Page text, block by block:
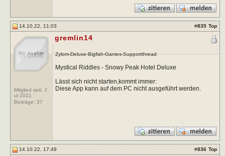
14.10.22, 11:03 #835 Top
Mitglied seit: J
ul 2021
Beiträge: 37
gremlin14
Zylom-Deluxe-Bigfish-Games-Supportthread
Mystical Riddles - Snowy Peak Hotel Deluxe
Lässt sich nicht starten,kommt immer:
Diese App kann auf dem PC nicht ausgeführt werden.
14.10.22, 17:49 #836 Top